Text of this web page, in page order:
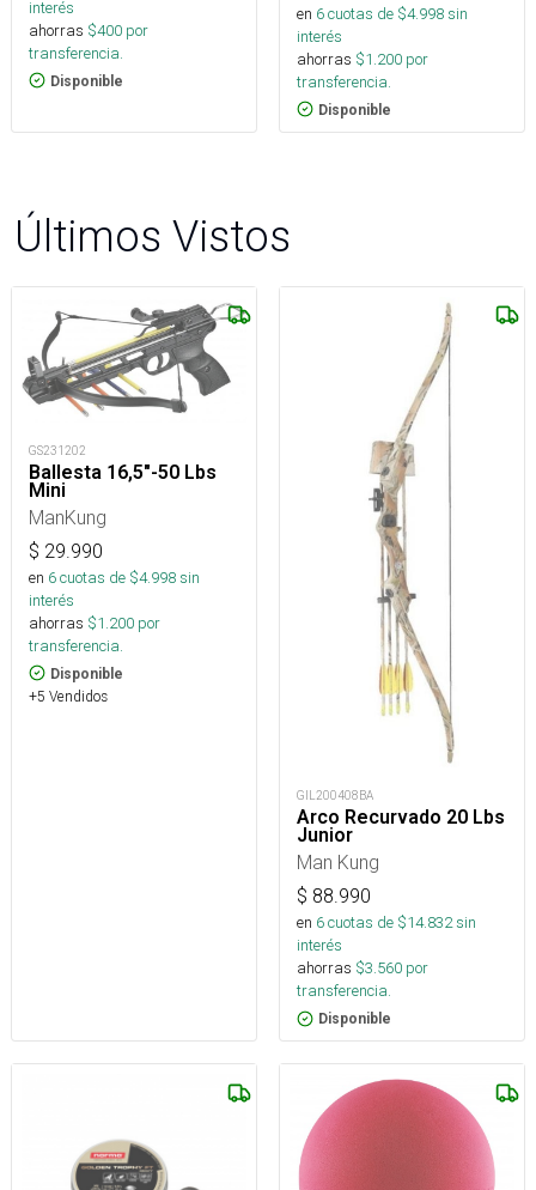
interés
ahorras $400 por
transferencia.
Disponible
en 6cuotas de $4.998sin
interés
ahorras $1.200 por
transferencia.
Disponible
Últimos Vistos
GS231202
Ballesta 16,5"-50 Lbs
Mini
ManKung
$ 29.990
en 6cuotas de $4.998sin
interés
ahorras $1.200 por
transferencia.
Disponible
+5 Vendidos
GIL200408BA
Arco Recurvado 20 Lbs
Junior
Man Kung
$ 88.990
en 6cuotas de $14.832sin
interés
ahorras $3.560 por
transferencia.
Disponible